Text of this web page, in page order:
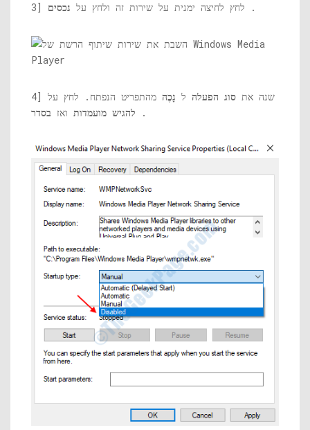
3] לחץ לחיצה ימנית על שירות זה ולחץ על נכסים .
4] שנה את סוג הפעלה ל נָכֶה מהתפריט הנפתח. לחץ על
להגיש מועמדות ואז בסדר .